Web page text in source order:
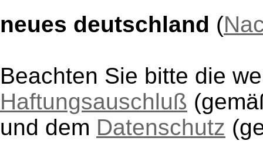
neues deutschland (
Beachten Sie bitte die
Haftungsauschluß
und dem Datenschutz